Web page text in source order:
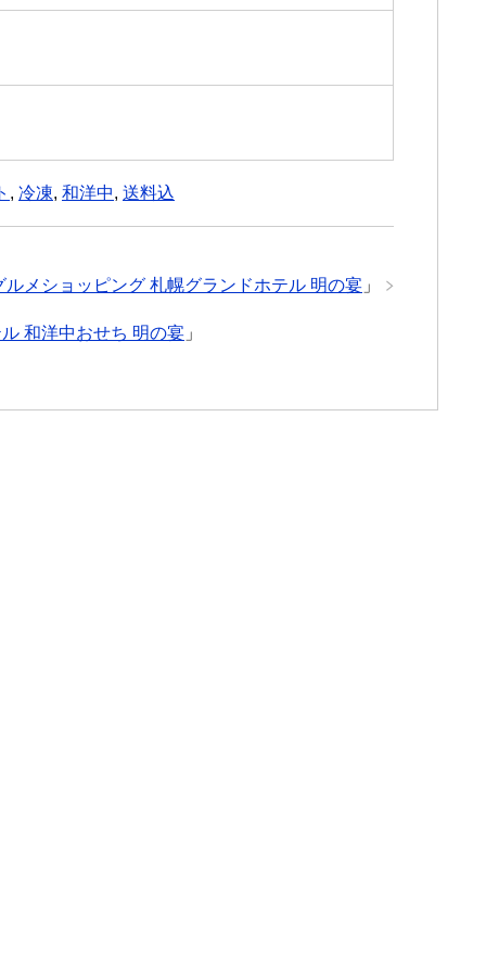
, 冷凍, 和洋中, 送料込
ルメショッピング 札幌グランドホテル 明の宴 」
和洋中おせち 明の宴 」